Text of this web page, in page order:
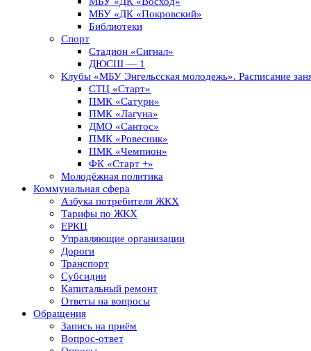
МБУ «ДК «Покровский»
Библиотеки
Спорт
Стадион «Сигнал»
ДЮСШ — 1
Клубы «МБУ Энгельсская молодежь». Расписание
СТЦ «Старт»
ПМК «Сатурн»
ПМК «Лагуна»
ДМО «Сантос»
ПМК «Ровесник»
ПМК «Чемпион»
ФК «Старт +»
Молодёжная политика
Коммунальная сфера
Азбука потребителя ЖКХ
Тарифы по ЖКХ
ЕРКЦ
Управляющие организации
Дороги
Транспорт
Субсидии
Капитальный ремонт
Ответы на вопросы
Обращения
Запись на приём
Вопрос-ответ